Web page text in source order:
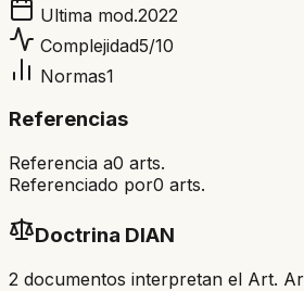
Ultima mod.2022
Complejidad5/10
Normas1
Referencias
Referencia a0 arts.
Referenciado por0 arts.
Doctrina DIAN
2 documentos interpretan el Art.